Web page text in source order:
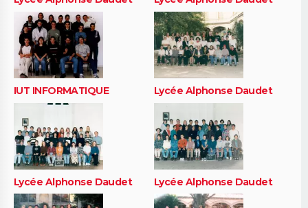
IUT INFORMATIQUE Lycée Alphonse Daudet
Lycée Alphonse Daudet Lycée Alphonse Daudet